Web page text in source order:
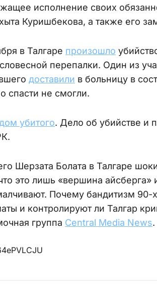
исполнение своих
Куришбекова, а также его
в Талгаре произошло
перепалки. Один из
доставили в больницу в
спасти не смогли.
убитого. Дело об убийстве и
Шерзата Болата в Талгаре
это лишь «вершина
Почему бандитизм 90-
и контролируют ли Талгар
группа Central Media News.